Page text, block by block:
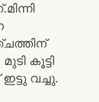
കൂട്ടി
ഇട്ടു വച്ചു.